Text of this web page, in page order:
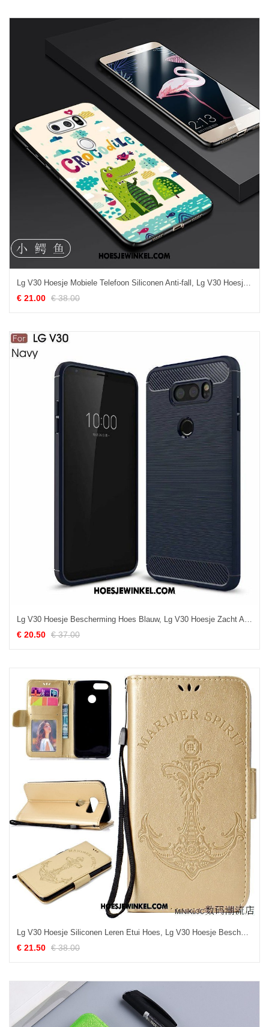
Lg V30 Hoesje Mobiele Telefoon Siliconen Anti-fall, Lg V30 Hoesje Groen Nieuw
€ 21.00 € 38.00
Lg V30 Hoesje Bescherming Hoes Blauw, Lg V30 Hoesje Zacht Anti-fall
€ 20.50 € 37.00
Lg V30 Hoesje Siliconen Leren Etui Hoes, Lg V30 Hoesje Bescherming Anti-fall
€ 21.50 € 38.00